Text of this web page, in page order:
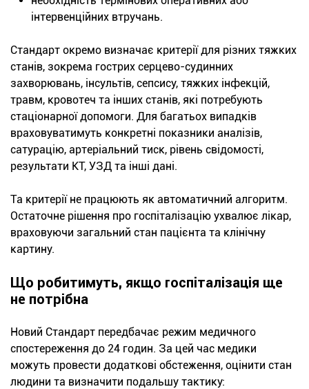
інтервенційних втручань.
Стандарт окремо визначає критерії для різних тяжких
станів, зокрема гострих серцево-судинних
захворювань, інсультів, сепсису, тяжких інфекцій,
травм, кровотеч та інших станів, які потребують
стаціонарної допомоги. Для багатьох випадків
враховуватимуть конкретні показники аналізів,
сатурацію, артеріальний тиск, рівень свідомості,
результати КТ, УЗД та інші дані.
Та критерії не працюють як автоматичний алгоритм.
Остаточне рішення про госпіталізацію ухвалює лікар,
враховуючи загальний стан пацієнта та клінічну
картину.
Що робитимуть, якщо госпіталізація ще
не потрібна
Новий Стандарт передбачає режим медичного
спостереження до 24 годин. За цей час медики
можуть провести додаткові обстеження, оцінити стан
людини та визначити подальшу тактику: